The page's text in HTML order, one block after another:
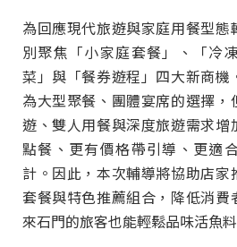
為回應現代旅遊與家庭用餐型
別聚焦「小家庭套餐」、「冷
菜」與「餐券遊程」四大新商機
為大型聚餐、團體宴席的選擇，
遊、雙人用餐與深度旅遊需求增
點餐、更有價格帶引導、更適
計。因此，本次輔導將協助店
套餐與特色推薦組合，降低消費
來石門的旅客也能輕鬆品味活魚